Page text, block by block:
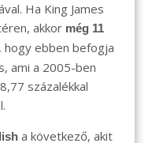
Ha King James
akkor még 11
hogy ebben befogja
ami a 2005-ben
százalékkal
a következő, akit